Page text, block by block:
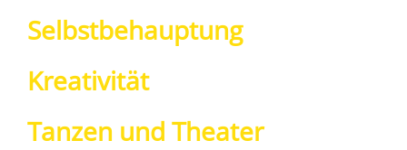
Selbstbehauptung
Kreativität
Tanzen und Theater